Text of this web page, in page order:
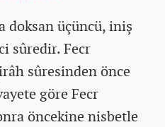
doksan üçüncü, iniş
sûredir. Fecr
sûresinden önce
göre Fecr
öncekine nisbetle